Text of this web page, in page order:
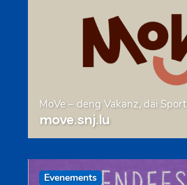
MoVe – deng Vakanz, däi Sport
move.snj.lu
Evenements